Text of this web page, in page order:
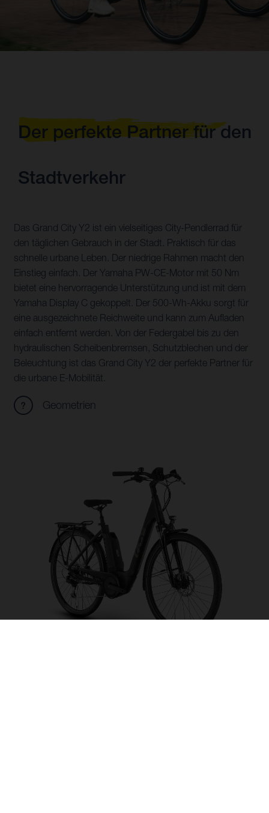
Der perfekte Partner für den
Stadtverkehr
Das Grand City Y2 ist ein vielseitiges City-Pendlerrad für
den täglichen Gebrauch in der Stadt. Praktisch für das
schnelle urbane Leben. Der niedrige Rahmen macht den
Einstieg einfach. Der Yamaha PW-CE-Motor mit 50 Nm
bietet eine hervorragende Unterstützung und ist mit dem
Yamaha Display C gekoppelt. Der 500-Wh-Akku sorgt für
eine ausgezeichnete Reichweite und kann zum Aufladen
einfach entfernt werden. Von der Federgabel bis zu den
hydraulischen Scheibenbremsen, Schutzblechen und der
Beleuchtung ist das Grand City Y2 der perfekte Partner für
die urbane E-Mobilität.
Geometrien